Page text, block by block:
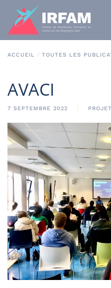
ACCUEIL TOUTES LES
AVACI
7 SEPTEMBRE 2022 PROJET